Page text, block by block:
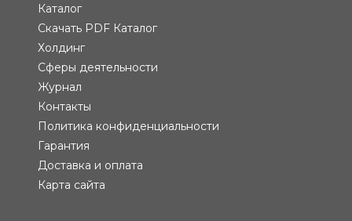
Каталог
Скачать PDF Каталог
Холдинг
Сферы деятельности
Журнал
Контакты
Политика конфиденциальности
Гарантия
Доставка и оплата
Карта сайта